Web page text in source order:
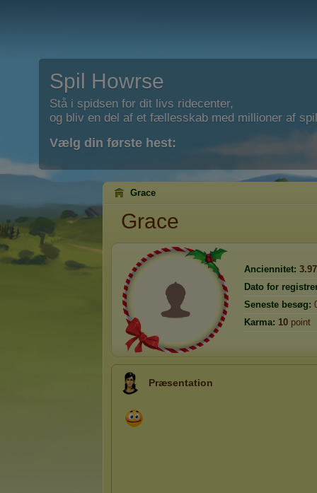
Spil Howrse
Stå i spidsen for dit livs ridecenter,
og bliv en del af et fællesskab med millioner af
Vælg din første hest:
Grace
Grace
Anciennitet:
Dato for
Seneste besøg:
Karma: 10 point
Præsentation